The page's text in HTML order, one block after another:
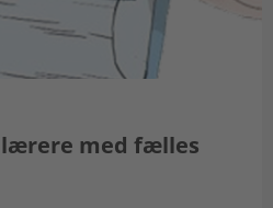
lærere med fælles